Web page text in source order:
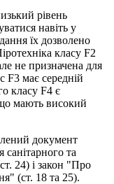
рівень
навіть у
їх дозволено
класу F2
не призначена для
F3 має середній
класу F4 є
мають високий
документ
та
24) і закон "Про
(ст. 18 та 25).